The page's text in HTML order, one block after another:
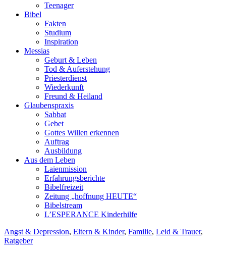
Teenager
Bibel
Fakten
Studium
Inspiration
Messias
Geburt & Leben
Tod & Auferstehung
Priesterdienst
Wiederkunft
Freund & Heiland
Glaubenspraxis
Sabbat
Gebet
Gottes Willen erkennen
Auftrag
Ausbildung
Aus dem Leben
Laienmission
Erfahrungsberichte
Bibelfreizeit
Zeitung „hoffnung HEUTE“
Bibelstream
L’ESPERANCE Kinderhilfe
Angst & Depression, Eltern & Kinder, Familie, Leid & Trauer,
Ratgeber